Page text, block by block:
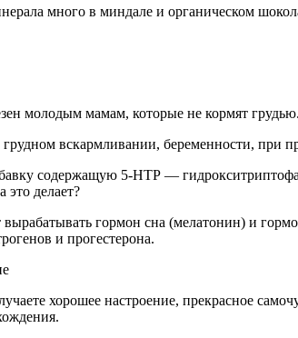
много в миндале и органическом
молодым мамам, которые не кормят
вскармливании, беременности, при
содержащую 5-HTP —
это делает?
вырабатывать гормон сна (мелатонин) и
и прогестерона.
хорошее настроение, прекрасное